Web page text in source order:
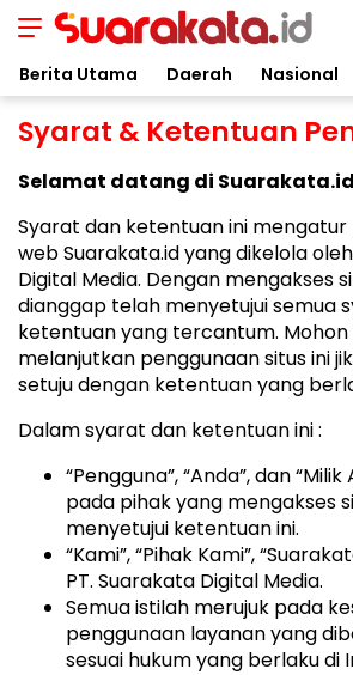
Suarakata.id
Kata Bicara Suara Bergerak
Berita Utama Daerah Nasional
Syarat & Ketentuan
Selamat datang di
Syarat dan ketentuan ini mengatur
web Suarakata.id yang dikelola
Digital Media. Dengan mengakses
dianggap telah menyetujui semua
ketentuan yang tercantum.
melanjutkan penggunaan situs ini
setuju dengan ketentuan yang
Dalam syarat dan ketentuan ini :
“Pengguna”, “Anda”, dan
pada pihak yang mengakses
menyetujui ketentuan ini.
“Kami”, “Pihak Kami”,
PT. Suarakata Digital Media.
Semua istilah merujuk pada
penggunaan layanan yang
sesuai hukum yang berlaku di